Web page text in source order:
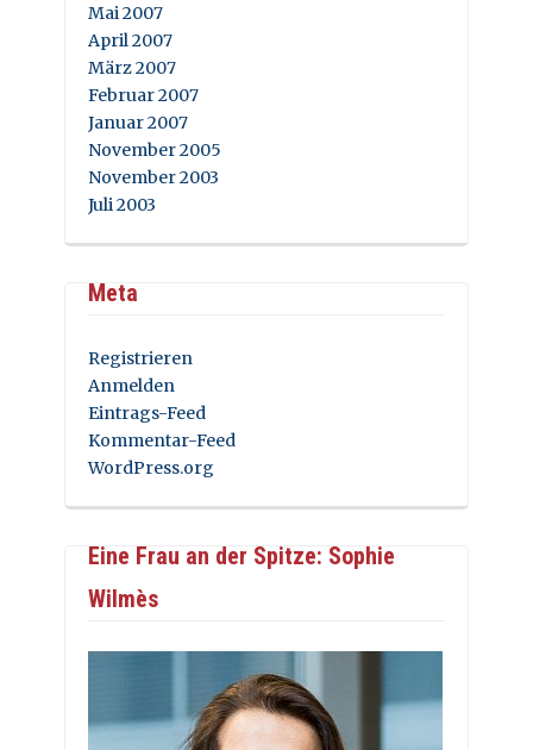
Mai 2007
April 2007
März 2007
Februar 2007
Januar 2007
November 2005
November 2003
Juli 2003
Meta
Registrieren
Anmelden
Eintrags-Feed
Kommentar-Feed
WordPress.org
Eine Frau an der Spitze: Sophie
Wilmès